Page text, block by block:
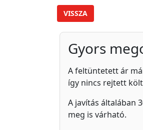
VISSZA
Gyors
A feltüntetett ár
így nincs rejtett
A javítás általában
meg is várható.